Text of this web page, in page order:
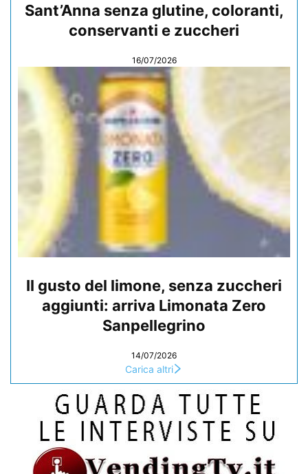
Sant’Anna senza glutine, coloranti,
conservanti e zuccheri
16/07/2026
Il gusto del limone, senza zuccheri
aggiunti: arriva Limonata Zero
Sanpellegrino
14/07/2026
Carica altri